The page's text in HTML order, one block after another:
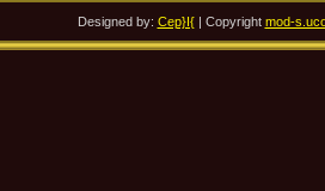
Designed by: Cep}I{| Copyright mod-